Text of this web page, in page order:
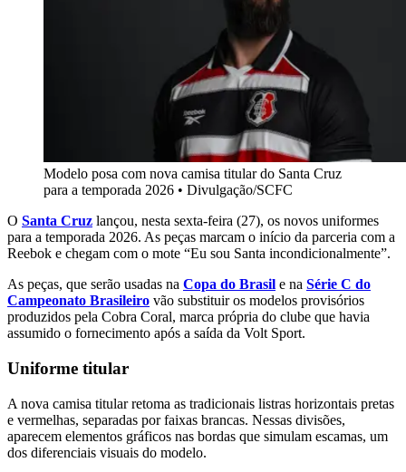
Modelo posa com nova camisa titular do Santa Cruz
para a temporada 2026 • Divulgação/SCFC
O Santa Cruz lançou, nesta sexta-feira (27), os novos uniformes
para a temporada 2026. As peças marcam o início da parceria com a
Reebok e chegam com o mote “Eu sou Santa incondicionalmente”.
As peças, que serão usadas na Copa do Brasil e na Série C do
Campeonato Brasileiro vão substituir os modelos provisórios
produzidos pela Cobra Coral, marca própria do clube que havia
assumido o fornecimento após a saída da Volt Sport.
Uniforme titular
A nova camisa titular retoma as tradicionais listras horizontais pretas
e vermelhas, separadas por faixas brancas. Nessas divisões,
aparecem elementos gráficos nas bordas que simulam escamas, um
dos diferenciais visuais do modelo.